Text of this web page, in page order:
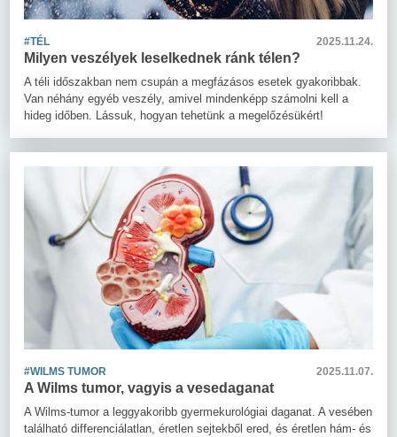
#TÉL 2025.11.24.
Milyen veszélyek leselkednek ránk télen?
A téli időszakban nem csupán a megfázásos esetek gyakoribbak.
Van néhány egyéb veszély, amivel mindenképp számolni kell a
hideg időben. Lássuk, hogyan tehetünk a megelőzésükért!
#WILMS TUMOR 2025.11.07.
A Wilms tumor, vagyis a vesedaganat
A Wilms-tumor a leggyakoribb gyermekurológiai daganat. A vesében
található differenciálatlan, éretlen sejtekből ered, és éretlen hám- és